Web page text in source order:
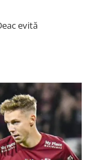
evită